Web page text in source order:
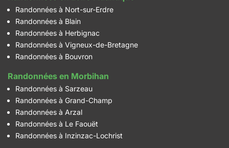
Randonnées à Nort-sur-Erdre
Randonnées à Blain
Randonnées à Herbignac
Randonnées à Vigneux-de-Bretagne
Randonnées à Bouvron
Randonnées en Morbihan
Randonnées à Sarzeau
Randonnées à Grand-Champ
Randonnées à Arzal
Randonnées à Le Faouët
Randonnées à Inzinzac-Lochrist